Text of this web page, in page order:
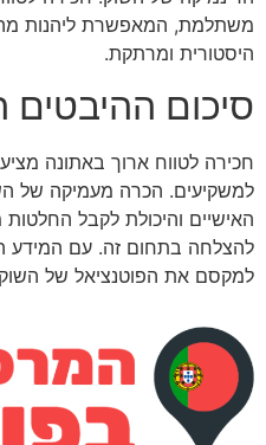
משתלמת, המאפשרת ליהנות
היסטורית ומרתקת.
סיכום ההיבטים
חכירה לטווח ארוך באתונה
למשקיעים. הכרה מעמיקה של
האישיים והיכולת לקבל
להצלחה בתחום זה. עם המידע
למקסם את הפוטנציאל של השוק